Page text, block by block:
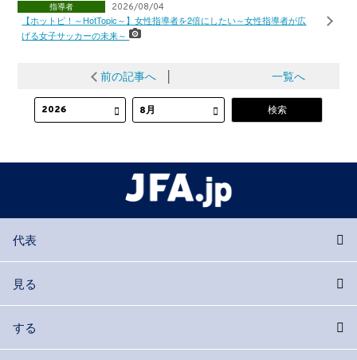
指導者 2026/08/04
【ホットピ！～HotTopic～】女性指導者を2倍にしたい～女性指導者が広
げる女子サッカーの未来～
前の記事へ│ 一覧へ
代表
見る
する